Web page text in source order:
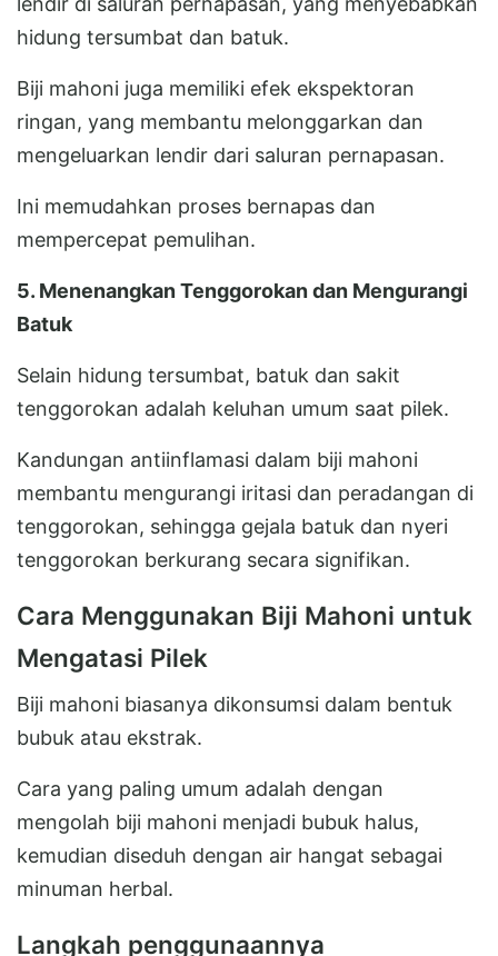
hidung tersumbat dan batuk.
Biji mahoni juga memiliki efek ekspektoran
ringan, yang membantu melonggarkan dan
mengeluarkan lendir dari saluran pernapasan.
Ini memudahkan proses bernapas dan
mempercepat pemulihan.
5. Menenangkan Tenggorokan dan Mengurangi
Batuk
Selain hidung tersumbat, batuk dan sakit
tenggorokan adalah keluhan umum saat pilek.
Kandungan antiinflamasi dalam biji mahoni
membantu mengurangi iritasi dan peradangan di
tenggorokan, sehingga gejala batuk dan nyeri
tenggorokan berkurang secara signifikan.
Cara Menggunakan Biji Mahoni untuk
Mengatasi Pilek
Biji mahoni biasanya dikonsumsi dalam bentuk
bubuk atau ekstrak.
Cara yang paling umum adalah dengan
mengolah biji mahoni menjadi bubuk halus,
kemudian diseduh dengan air hangat sebagai
minuman herbal.
Langkah penggunaannya